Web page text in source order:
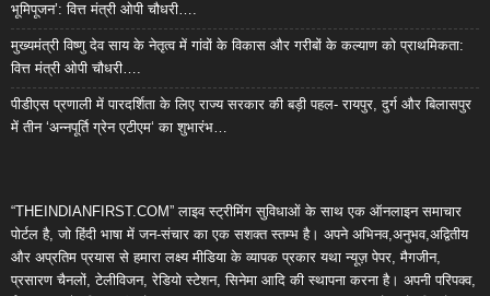
भूमिपूजन’: वित्त मंत्री ओपी चौधरी….
मुख्यमंत्री विष्णु देव साय के नेतृत्व में गांवों के विकास और गरीबों के कल्याण को प्राथमिकता:
वित्त मंत्री ओपी चौधरी….
पीडीएस प्रणाली में पारदर्शिता के लिए राज्य सरकार की बड़ी पहल- रायपुर, दुर्ग और बिलासपुर
में तीन ‘अन्नपूर्ति ग्रेन एटीएम‘ का शुभारंभ…
“THEINDIANFIRST.COM” लाइव स्ट्रीमिंग सुविधाओं के साथ एक ऑनलाइन समाचार
पोर्टल है, जो हिंदी भाषा में जन-संचार का एक सशक्त स्तम्भ है। अपने अभिनव,अनुभव,अद्वितीय
और अप्रतिम प्रयास से हमारा लक्ष्य मीडिया के व्यापक प्रकार यथा न्यूज़ पेपर, मैगजीन,
प्रसारण चैनलों, टेलीविजन, रेडियो स्टेशन, सिनेमा आदि की स्थापना करना है। अपनी परिपक्व,